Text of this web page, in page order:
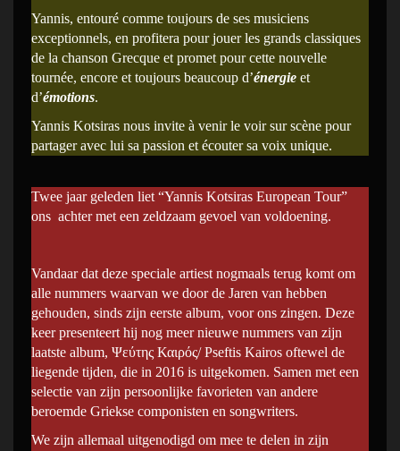
Yannis, entouré comme toujours de ses musiciens
exceptionnels, en profitera pour jouer les grands classiques
de la chanson Grecque et promet pour cette nouvelle
tournée, encore et toujours beaucoup d’énergie et
d’émotions.
Yannis Kotsiras nous invite à venir le voir sur scène pour
partager avec lui sa passion et écouter sa voix unique.
Twee jaar geleden liet “Yannis Kotsiras European Tour”
ons achter met een zeldzaam gevoel van voldoening.
Vandaar dat deze speciale artiest nogmaals terug komt om
alle nummers waarvan we door de Jaren van hebben
gehouden, sinds zijn eerste album, voor ons zingen. Deze
keer presenteert hij nog meer nieuwe nummers van zijn
laatste album, Ψεύτης Καιρός/ Pseftis Kairos oftewel de
liegende tijden, die in 2016 is uitgekomen. Samen met een
selectie van zijn persoonlijke favorieten van andere
beroemde Griekse componisten en songwriters.
We zijn allemaal uitgenodigd om mee te delen in zijn